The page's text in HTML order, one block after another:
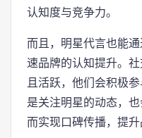
认知度与竞争力。
而且，明星代言也能
速品牌的认知提升。
且活跃，他们会积极
是关注明星的动态，
而实现口碑传播，提升